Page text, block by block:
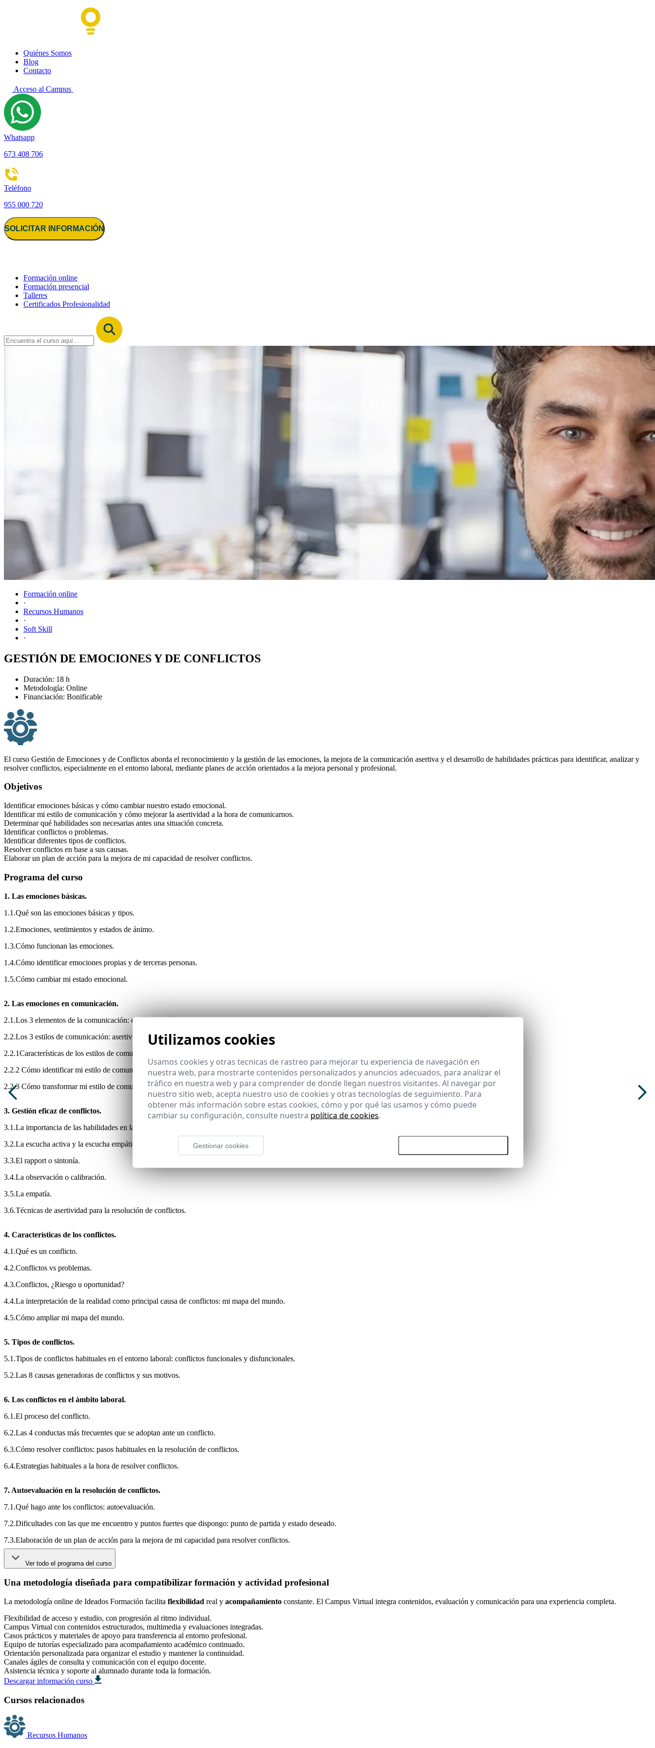
Quiénes Somos
Blog
Contacto
Acceso al Campus
Whatsapp
673 408 706
Teléfono
955 000 720
SOLICITAR INFORMACIÓN
Formación online
Formación presencial
Talleres
Certificados Profesionalidad
Formación online
·
Recursos Humanos
·
Soft Skill
·
GESTIÓN DE EMOCIONES Y DE CONFLICTOS
Duración: 18 h
Metodología: Online
Financiación: Bonificable
El curso Gestión de Emociones y de Conflictos aborda el reconocimiento y la gestión de las emociones, la mejora de la comunicación asertiva y el desarrollo de habilidades prácticas para identificar, analizar y
resolver conflictos, especialmente en el entorno laboral, mediante planes de acción orientados a la mejora personal y profesional.
Objetivos
Identificar emociones básicas y cómo cambiar nuestro estado emocional.
Identificar mi estilo de comunicación y cómo mejorar la asertividad a la hora de comunicarnos.
Determinar qué habilidades son necesarias antes una situación concreta.
Identificar conflictos o problemas.
Identificar diferentes tipos de conflictos.
Resolver conflictos en base a sus causas.
Elaborar un plan de acción para la mejora de mi capacidad de resolver conflictos.
Programa del curso
1. Las emociones básicas.
1.1.Qué son las emociones básicas y tipos.
1.2.Emociones, sentimientos y estados de ánimo.
1.3.Cómo funcionan las emociones.
1.4.Cómo identificar emociones propias y de terceras personas.
1.5.Cómo cambiar mi estado emocional.
2. Las emociones en comunicación.
2.1.Los 3 elementos de la comunicación: el lenguaje verbal, paraverbal y no verbal.
2.2.Los 3 estilos de comunicación: asertivo, pasivo y agresivo.
2.2.1Características de los estilos de comunicación.
2.2.2 Cómo identificar mi estilo de comunicación.
2.2.3 Cómo transformar mi estilo de comunicación en asertivo.
3. Gestión eficaz de conflictos.
3.1.La importancia de las habilidades en la resolución de conflictos.
3.2.La escucha activa y la escucha empática.
3.3.El rapport o sintonía.
3.4.La observación o calibración.
3.5.La empatía.
3.6.Técnicas de asertividad para la resolución de conflictos.
4. Características de los conflictos.
4.1.Qué es un conflicto.
4.2.Conflictos vs problemas.
4.3.Conflictos, ¿Riesgo u oportunidad?
4.4.La interpretación de la realidad como principal causa de conflictos: mi mapa del mundo.
4.5.Cómo ampliar mi mapa del mundo.
5. Tipos de conflictos.
5.1.Tipos de conflictos habituales en el entorno laboral: conflictos funcionales y disfuncionales.
5.2.Las 8 causas generadoras de conflictos y sus motivos.
6. Los conflictos en el ámbito laboral.
6.1.El proceso del conflicto.
6.2.Las 4 conductas más frecuentes que se adoptan ante un conflicto.
6.3.Cómo resolver conflictos: pasos habituales en la resolución de conflictos.
6.4.Estrategias habituales a la hora de resolver conflictos.
7. Autoevaluación en la resolución de conflictos.
7.1.Qué hago ante los conflictos: autoevaluación.
7.2.Dificultades con las que me encuentro y puntos fuertes que dispongo: punto de partida y estado deseado.
7.3.Elaboración de un plan de acción para la mejora de mi capacidad para resolver conflictos.
Ver todo el programa del curso
Una metodología diseñada para compatibilizar formación y actividad profesional
La metodología online de Ideados Formación facilita flexibilidad real y acompañamiento constante. El Campus Virtual integra contenidos, evaluación y comunicación para una experiencia completa.
Flexibilidad de acceso y estudio, con progresión al ritmo individual.
Campus Virtual con contenidos estructurados, multimedia y evaluaciones integradas.
Casos prácticos y materiales de apoyo para transferencia al entorno profesional.
Equipo de tutorías especializado para acompañamiento académico continuado.
Orientación personalizada para organizar el estudio y mantener la continuidad.
Canales ágiles de consulta y comunicación con el equipo docente.
Asistencia técnica y soporte al alumnado durante toda la formación.
Descargar información curso
Cursos relacionados
Recursos Humanos
Utilizamos cookies
Usamos cookies y otras tecnicas de rastreo para mejorar tu experiencia de navegación en
nuestra web, para mostrarte contenidos personalizados y anuncios adecuados, para analizar el
tráfico en nuestra web y para comprender de donde llegan nuestros visitantes. Al navegar por
nuestro sitio web, acepta nuestro uso de cookies y otras tecnologías de seguimiento. Para
obtener más información sobre estas cookies, cómo y por qué las usamos y cómo puede
cambiar su configuración, consulte nuestra política de cookies.
Gestionar cookies